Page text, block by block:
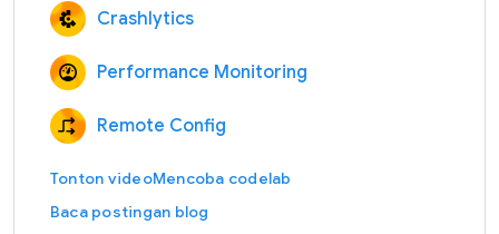
Crashlytics
Performance Monitoring
Remote Config
Tonton videoMencoba codelab
Baca postingan blog